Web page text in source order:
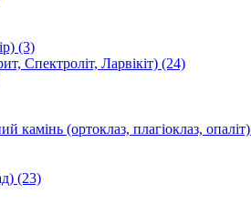
(3)
Спектроліт, Ларвікіт) (24)
камінь (ортоклаз, плагіоклаз, опаліт)
(23)